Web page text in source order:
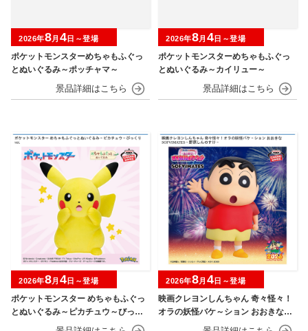
ポケットモンスターめちゃもふぐっ
とぬいぐるみ～ポッチャマ～
2026年8月 4日～登場
ポケットモンスターめちゃもふぐっ
とぬいぐるみ～カイリュー～
2026年8月 4日～登場
ポケットモンスター めちゃもふぐっ
とぬいぐるみ～ピカチュウ～びっく
2026年8月 4 日～登場
映画クレヨンしんちゃん 奇々怪々！
オラの妖怪バケ～ション おおきなSO
FVIMATES～野原しんのすけ～
2026年8月 4 日～登場